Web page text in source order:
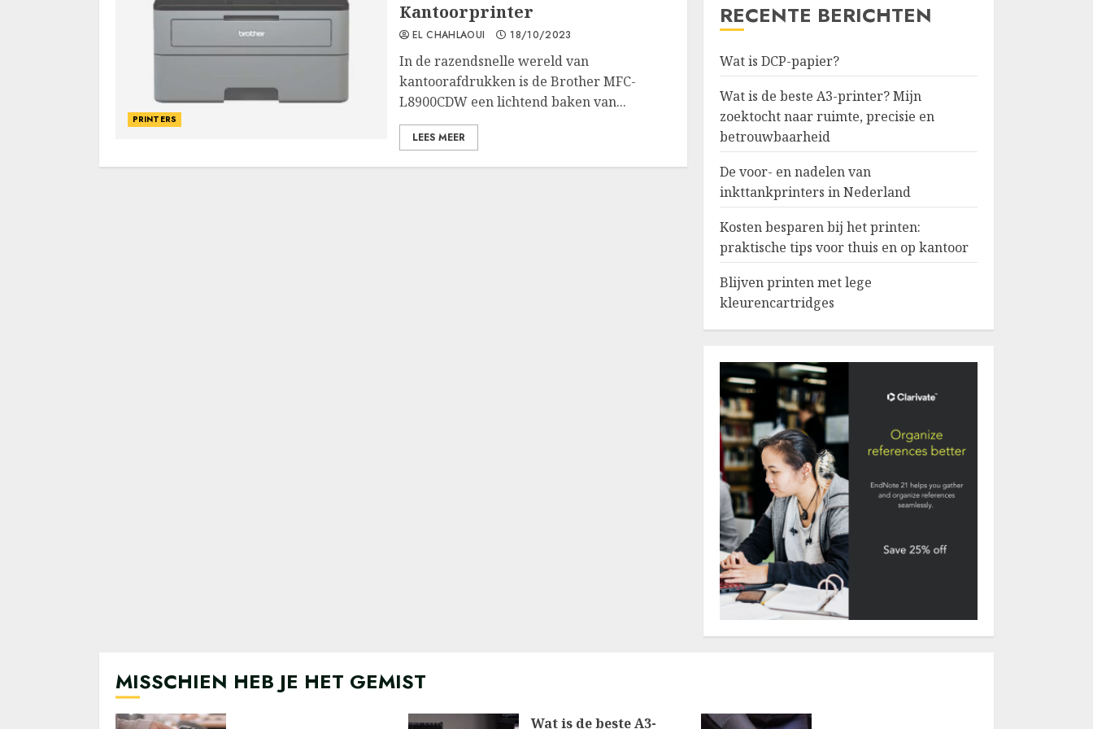
PRINTERS
Kantoorprinter
EL CHAHLAOUI 18/10/2023
In de razendsnelle wereld van
kantoorafdrukken is de Brother MFC-
L8900CDW een lichtend baken van...
LEES MEER
RECENTE BERICHTEN
Wat is DCP-papier?
Wat is de beste A3-printer? Mijn
zoektocht naar ruimte, precisie en
betrouwbaarheid
De voor- en nadelen van
inkttankprinters in Nederland
Kosten besparen bij het printen:
praktische tips voor thuis en op kantoor
Blijven printen met lege
kleurencartridges
MISSCHIEN HEB JE HET GEMIST
Wat is de beste A3-